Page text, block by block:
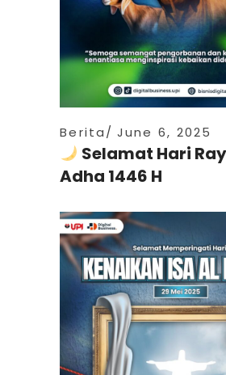
Berita June 6, 2025
Selamat Hari
Adha 1446 H